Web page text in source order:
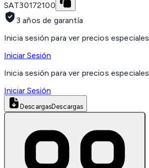
SAT30172100
3 años de garantía
Inicia sesión para ver precios especiales
Iniciar Sesión
Inicia sesión para ver precios especiales
Iniciar Sesión
DescargasDescargas